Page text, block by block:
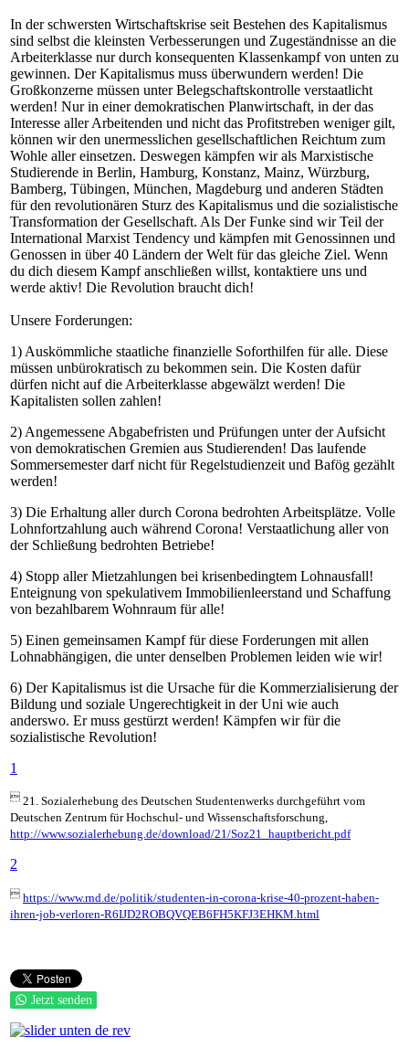
In der schwersten Wirtschaftskrise seit Bestehen des Kapitalismus
sind selbst die kleinsten Verbesserungen und Zugeständnisse an die
Arbeiterklasse nur durch konsequenten Klassenkampf von unten zu
gewinnen. Der Kapitalismus muss überwundern werden! Die
Großkonzerne müssen unter Belegschaftskontrolle verstaatlicht
werden! Nur in einer demokratischen Planwirtschaft, in der das
Interesse aller Arbeitenden und nicht das Profitstreben weniger gilt,
können wir den unermesslichen gesellschaftlichen Reichtum zum
Wohle aller einsetzen. Deswegen kämpfen wir als Marxistische
Studierende in Berlin, Hamburg, Konstanz, Mainz, Würzburg,
Bamberg, Tübingen, München, Magdeburg und anderen Städten
für den revolutionären Sturz des Kapitalismus und die sozialistische
Transformation der Gesellschaft. Als Der Funke sind wir Teil der
International Marxist Tendency und kämpfen mit Genossinnen und
Genossen in über 40 Ländern der Welt für das gleiche Ziel. Wenn
du dich diesem Kampf anschließen willst, kontaktiere uns und
werde aktiv! Die Revolution braucht dich!
Unsere Forderungen:
1) Auskömmliche staatliche finanzielle Soforthilfen für alle. Diese
müssen unbürokratisch zu bekommen sein. Die Kosten dafür
dürfen nicht auf die Arbeiterklasse abgewälzt werden! Die
Kapitalisten sollen zahlen!
2) Angemessene Abgabefristen und Prüfungen unter der Aufsicht
von demokratischen Gremien aus Studierenden! Das laufende
Sommersemester darf nicht für Regelstudienzeit und Bafög gezählt
werden!
3) Die Erhaltung aller durch Corona bedrohten Arbeitsplätze. Volle
Lohnfortzahlung auch während Corona! Verstaatlichung aller von
der Schließung bedrohten Betriebe!
4) Stopp aller Mietzahlungen bei krisenbedingtem Lohnausfall!
Enteignung von spekulativem Immobilienleerstand und Schaffung
von bezahlbarem Wohnraum für alle!
5) Einen gemeinsamen Kampf für diese Forderungen mit allen
Lohnabhängigen, die unter denselben Problemen leiden wie wir!
6) Der Kapitalismus ist die Ursache für die Kommerzialisierung der
Bildung und soziale Ungerechtigkeit in der Uni wie auch
anderswo. Er muss gestürzt werden! Kämpfen wir für die
sozialistische Revolution!
1
 21. Sozialerhebung des Deutschen Studentenwerks durchgeführt vom
Deutschen Zentrum für Hochschul- und Wissenschaftsforschung,
http://www.sozialerhebung.de/download/21/Soz21_hauptbericht.pdf
2
 https://www.rnd.de/politik/studenten-in-corona-krise-40-prozent-haben-
ihren-job-verloren-R6IJD2ROBQVQEB6FH5KFJ3EHKM.html
Jetzt senden